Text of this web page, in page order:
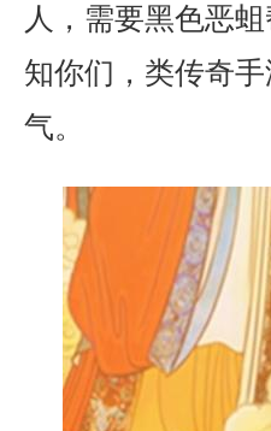
人，需要黑色恶
知你们，类传奇
气。